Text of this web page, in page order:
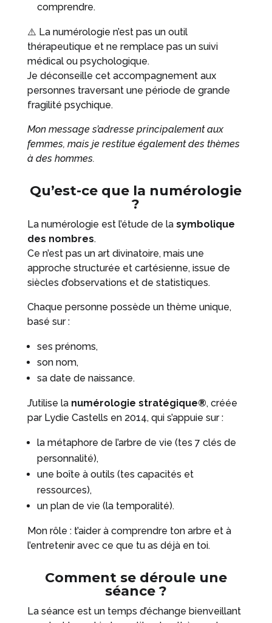
comprendre.
⚠️ La numérologie n’est pas un outil
thérapeutique et ne remplace pas un suivi
médical ou psychologique.
Je déconseille cet accompagnement aux
personnes traversant une période de grande
fragilité psychique.
Mon message s’adresse principalement aux
femmes, mais je restitue également des thèmes
à des hommes.
Qu’est-ce que la numérologie
?
La numérologie est l’étude de la symbolique
des nombres.
Ce n’est pas un art divinatoire, mais une
approche structurée et cartésienne, issue de
siècles d’observations et de statistiques.
Chaque personne possède un thème unique,
basé sur :
ses prénoms,
son nom,
sa date de naissance.
J’utilise la numérologie stratégique®, créée
par Lydie Castells en 2014, qui s’appuie sur :
la métaphore de l’arbre de vie (tes 7 clés de
personnalité),
une boîte à outils (tes capacités et
ressources),
un plan de vie (la temporalité).
Mon rôle : t’aider à comprendre ton arbre et à
l’entretenir avec ce que tu as déjà en toi.
Comment se déroule une
séance ?
La séance est un temps d’échange bienveillant